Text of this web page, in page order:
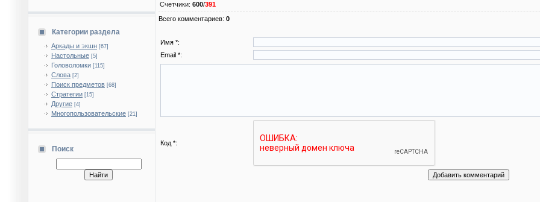
Категории раздела
Аркады и экшн [67]
Настольные [5]
Головоломки [115]
Слова [2]
Поиск предметов [68]
Стратегии [15]
Другие [4]
Многопользовательские [21]
Поиск
Счетчики: 600/391
Всего комментариев: 0
Имя *:
Email *:
Код *: